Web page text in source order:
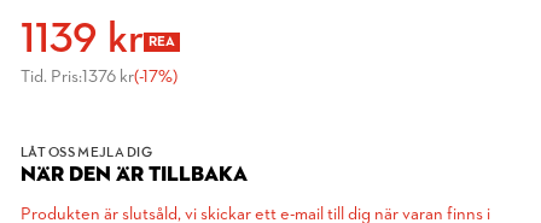
1139 kr REA
Tid. Pris:1376 kr(-17%)
LÅT OSS MEJLA DIG
NÄR DEN ÄR TILLBAKA
Produkten är slutsåld, vi skickar ett e-mail till dig när varan finns i